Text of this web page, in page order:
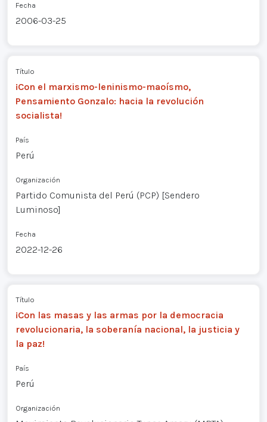
Fecha
2006-03-25
Título
¡Con el marxismo-leninismo-maoísmo,
Pensamiento Gonzalo: hacia la revolución
socialista!
País
Perú
Organización
Partido Comunista del Perú (PCP) [Sendero
Luminoso]
Fecha
2022-12-26
Título
¡Con las masas y las armas por la democracia
revolucionaria, la soberanía nacional, la justicia y
la paz!
País
Perú
Organización